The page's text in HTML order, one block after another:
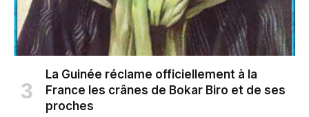
La Guinée réclame officiellement à la
France les crânes de Bokar Biro et de ses
proches